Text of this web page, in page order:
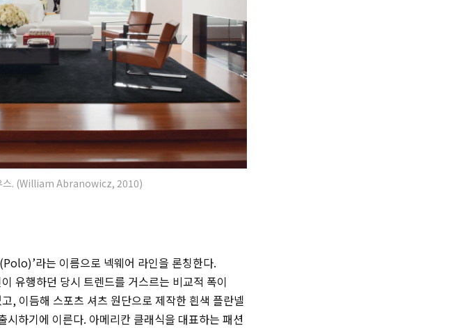
우스. (William Abranowicz, 2010)
Polo)’라는 이름으로 넥웨어 라인을 론칭한다.
유행하던 당시 트렌드를 거스르는 비교적 폭이
, 이듬해 스포츠 셔츠 원단으로 제작한 흰색 플란넬
하기에 이른다. 아메리칸 클래식을 대표하는 패션